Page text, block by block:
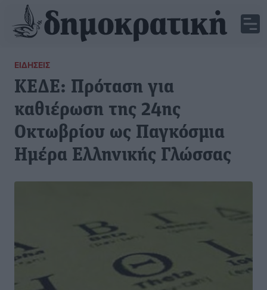
ΕΙΔΉΣΕΙΣ
ΚΕΔΕ: Πρόταση για
καθιέρωση της 24ης
Οκτωβρίου ως Παγκόσμια
Ημέρα Ελληνικής Γλώσσας